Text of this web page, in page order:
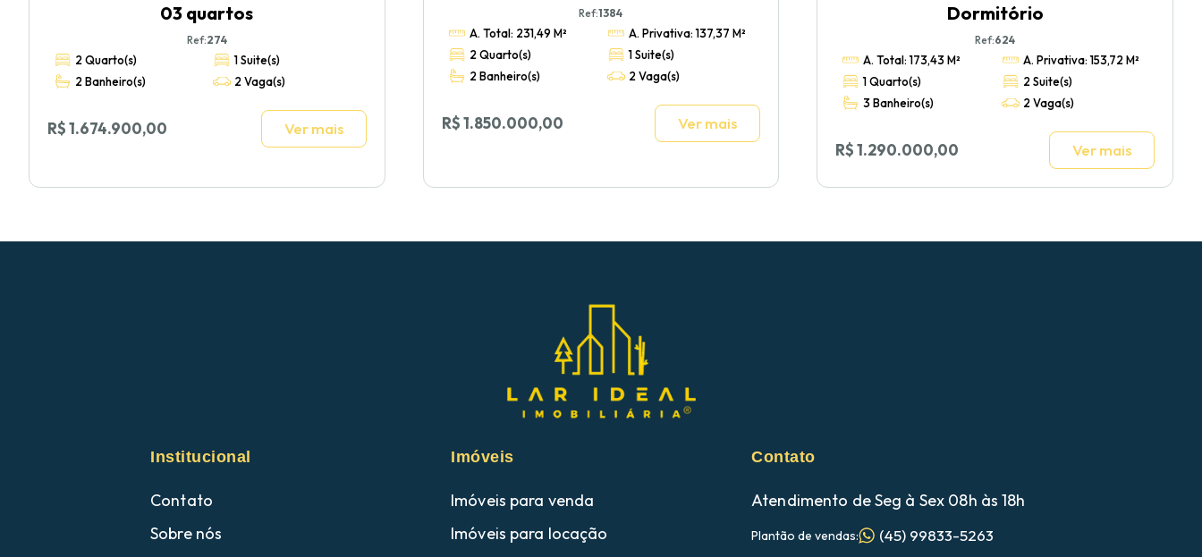
03 quartos
Ref:274
2 Quarto(s)
1 Suite(s)
2 Banheiro(s)
2 Vaga(s)
R$ 1.674.900,00 Ver mais
Ref:1384
A. Total: 231,49 M²
A. Privativa: 137,37 M²
2 Quarto(s)
1 Suite(s)
2 Banheiro(s)
2 Vaga(s)
R$ 1.850.000,00 Ver mais
Dormitório
Ref:624
A. Total: 173,43 M²
A. Privativa: 153,72 M²
1 Quarto(s)
2 Suite(s)
3 Banheiro(s)
2 Vaga(s)
R$ 1.290.000,00 Ver mais
Institucional
Contato
Sobre nós
Imóveis
Imóveis para venda
Imóveis para locação
Contato
Atendimento de Seg à Sex 08h às 18h
Plantão de vendas: (45) 99833-5263